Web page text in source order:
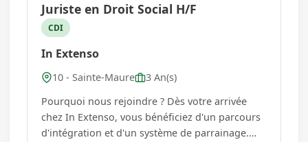
Juriste en Droit Social H/F
CDI
In Extenso
10 - Sainte-Maure
3 An(s)
Pourquoi nous rejoindre ? Dès votre arrivée
chez In Extenso, vous bénéficiez d'un parcours
d'intégration et d'un système de parrainage.